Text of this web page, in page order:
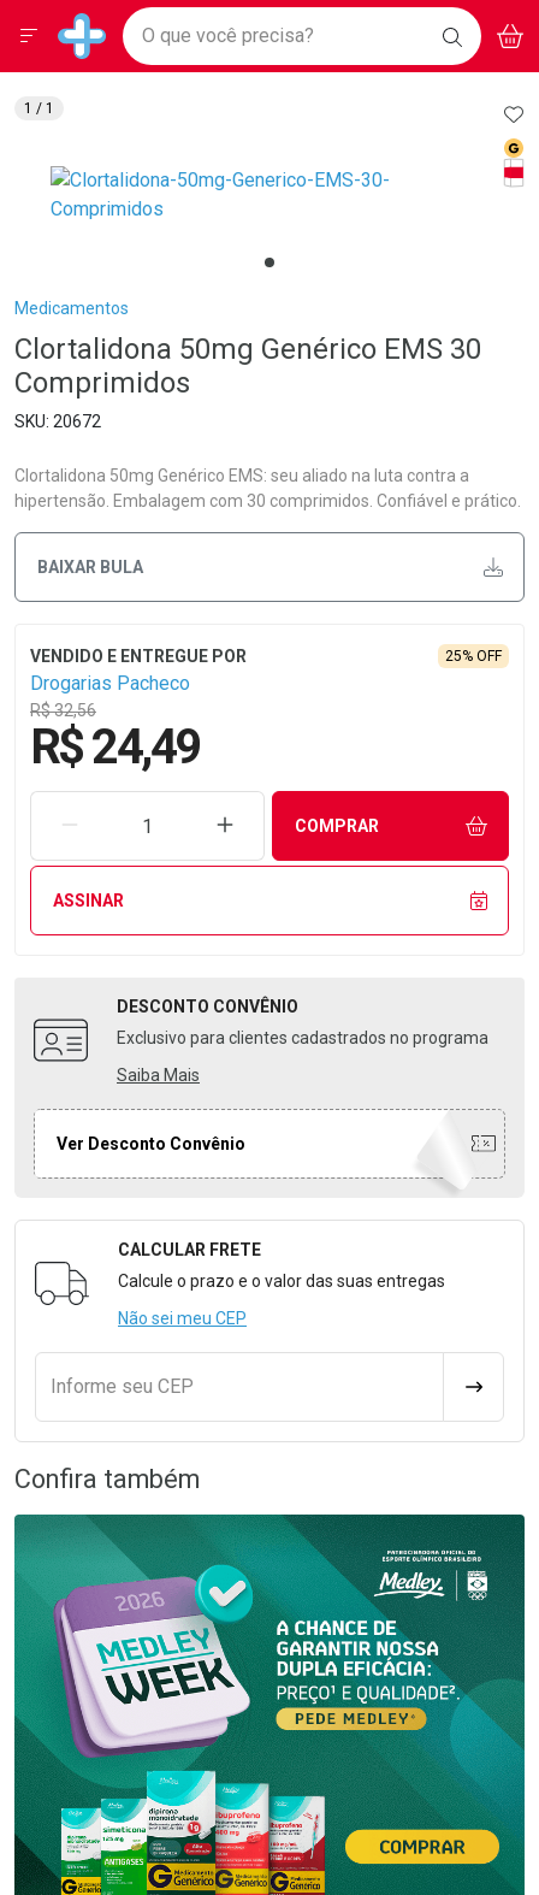
Drogarias Pacheco
Baixe nosso APP e aproveite Ofertas Exclusivas!
BAIXE
O APP
Ir direto para a home
pela página
Ir direto para o conteúdo
Ir direto para a busca
Ir direto para a conta
Ir direto para a notificações
Ir direto para o carrinho
Ir direto para o menu
Faça a sua busca
O que você precisa? BUSCAR
Menu
Breadcrumb
Medicamentos
Clortalidona 50mg Genérico EMS 30
Comprimidos
20672
Clortalidona 50mg Genérico EMS: seu aliado na luta contra a
hipertensão. Embalagem com 30 comprimidos. Confiável e prático.
BAIXAR BULA
Drogarias Pacheco
R$ 32,56
25% OFF
R$ 24,49
REMOVER UMA UNIDADEAUMENTAR UMA UNIDADE
COMPRAR
ASSINAR
DESCONTO CONVÊNIO
Exclusivo para clientes cadastrados no programa
Saiba Mais
Ver Desconto Convênio
Formulário para Calcular o Frete
CALCULAR FRETE
Calcule o prazo e o valor das suas entregas
Não sei meu CEP
Informe seu CEP
1 / 1
Confira também